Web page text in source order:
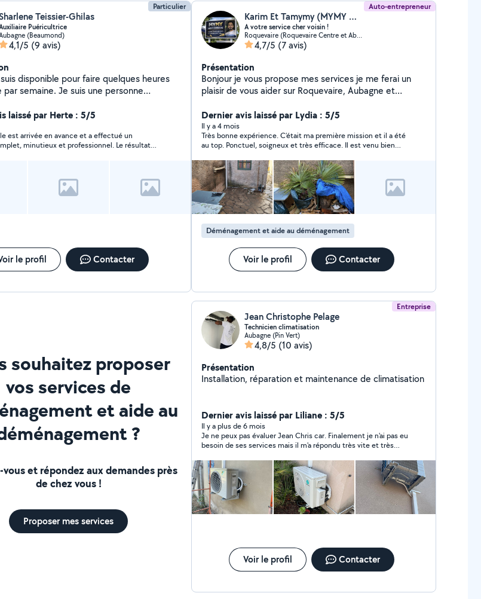
Particulier
Teissier-Ghilas
Puéricultrice
(Beaumond)
4,1/5 (9 avis)
disponible pour faire quelques heures
par semaine. Je suis une personne
laissé par Herte : 5/5
est arrivée en avance et a effectué un
minutieux et professionnel. Le résultat
le profil Contacter
Auto-entrepreneur
Karim Et Tamymy (MYMY MULTI SERVICES)
A votre service cher voisin !
Roquevaire (Roquevaire Centre et Abords)
4,7/5 (7 avis)
Présentation
Bonjour je vous propose mes services je me ferai un
plaisir de vous aider sur Roquevaire, Aubagne et
Dernier avis laissé par Lydia : 5/5
Il y a 4 mois
Très bonne expérience. C’était ma première mission et il a été
au top. Ponctuel, soigneux et très efficace. Il est venu bien
déménagement s’est très bien passé grâce à lui. Je
recommande sans hésiter.
Déménagement et aide au déménagement
Voir le profil Contacter
souhaitez proposer
vos services de
et aide au
?
vous et répondez aux demandes près
de chez vous !
Proposer mes services
Entreprise
Jean Christophe Pelage
Technicien climatisation
Aubagne (Pin Vert)
4,8/5 (10 avis)
Présentation
Installation, réparation et maintenance de climatisation
Dernier avis laissé par Liliane : 5/5
Il y a plus de 6 mois
Je ne peux pas évaluer Jean Chris car. Finalement je n'ai pas eu
besoin de ses services mais il m'a répondu très vite et très
Voir le profil Contacter